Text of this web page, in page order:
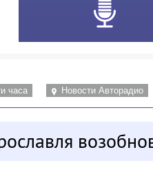
часа Новости Авторадио